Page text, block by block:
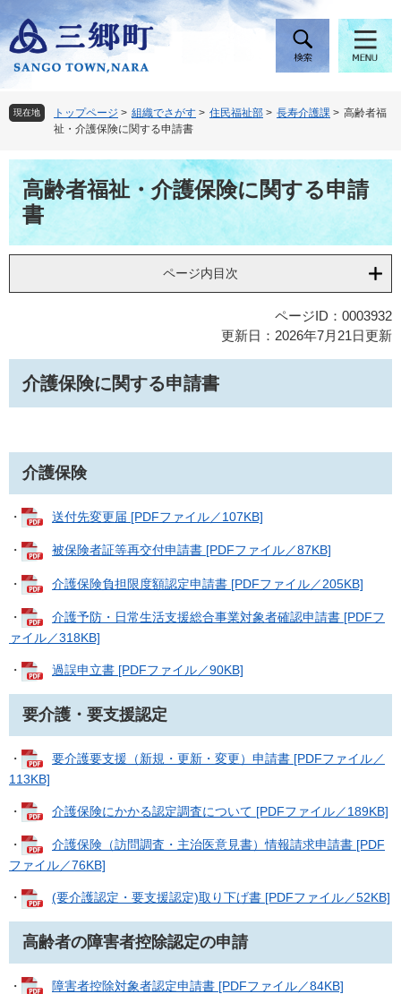
ー
ジ
頭
で
。
ニ
ュ
飛
ば
て
へ
現在地 トップページ > 組織でさがす > 住民福祉部 > 長寿介護課 > 高齢者福
祉・介護保険に関する申請書
高齢者福祉・介護保険に関する申請
書
ページ内目次
ページID：0003932
更新日：2026年7月21日更新
介護保険に関する申請書
介護保険
・ 送付先変更届 [PDFファイル／107KB]
・ 被保険者証等再交付申請書 [PDFファイル／87KB]
・ 介護保険負担限度額認定申請書 [PDFファイル／205KB]
・
介護予防・日常生活支援総合事業対象者確認申請書 [PDFフ
ァイル／318KB]
・ 過誤申立書 [PDFファイル／90KB]
要介護・要支援認定
・
要介護要支援（新規・更新・変更）申請書 [PDFファイル／
113KB]
・ 介護保険にかかる認定調査について [PDFファイル／189KB]
・
介護保険（訪問調査・主治医意見書）情報請求申請書 [PDF
ファイル／76KB]
・ (要介護認定・要支援認定)取り下げ書 [PDFファイル／52KB]
高齢者の障害者控除認定の申請
・ 障害者控除対象者認定申請書 [PDFファイル／84KB]